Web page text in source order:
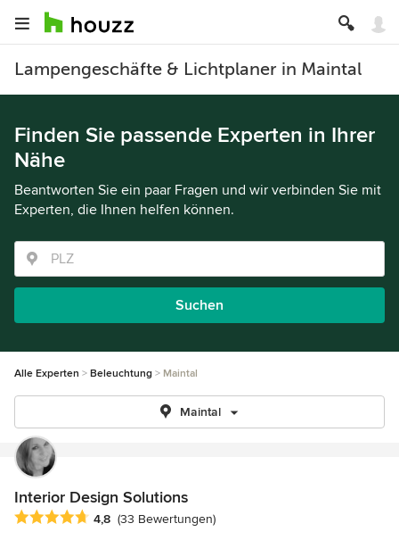
Lampengeschäfte & Lichtplaner in Maintal
Finden Sie passende Experten in Ihrer
Nähe
Beantworten Sie ein paar Fragen und wir verbinden Sie mit
Experten, die Ihnen helfen können.
Suchen
Alle Experten Beleuchtung Maintal
Maintal
Interior Design Solutions
Durchschnittliche Bewertung: 4.8 von 5 Sternen
4,8 (33 Bewertungen)